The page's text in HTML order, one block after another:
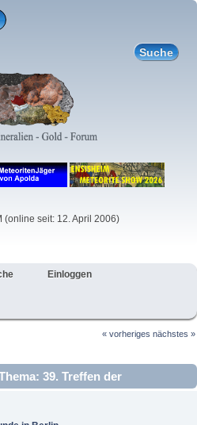
(online seit: 12. April 2006)
Einloggen
« vorheriges nächstes »
39. Treffen der
9282 mal)